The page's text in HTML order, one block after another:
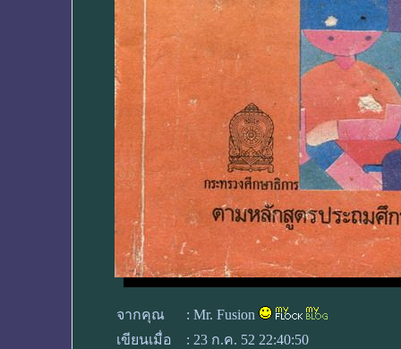
จากคุณ : Mr. Fusion
เขียนเมื่อ
: 23 ก.ค. 52 22:40:50